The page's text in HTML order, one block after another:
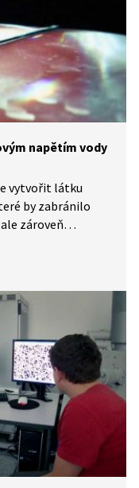
napětím vody
vytvořit látku
by zabránilo
zároveň
polymer má
pronikání vodní
vody dovnitř.